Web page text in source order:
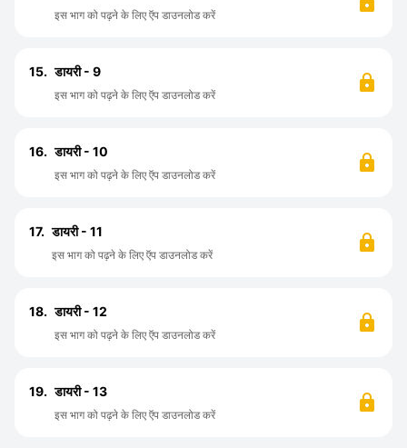
इस भाग को पढ़ने के लिए ऍप डाउनलोड करें
15. डायरी - 9
इस भाग को पढ़ने के लिए ऍप डाउनलोड करें
16. डायरी - 10
इस भाग को पढ़ने के लिए ऍप डाउनलोड करें
17. डायरी - 11
इस भाग को पढ़ने के लिए ऍप डाउनलोड करें
18. डायरी - 12
इस भाग को पढ़ने के लिए ऍप डाउनलोड करें
19. डायरी - 13
इस भाग को पढ़ने के लिए ऍप डाउनलोड करें